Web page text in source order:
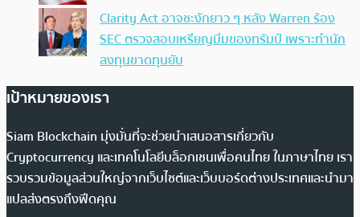
Clarity Act อาจชะงักยาว ๆ หลัง Warren ร้อง
SEC ตรวจสอบเหรียญมีมของทรัมป์ เพราะทำนัก
ลงทุนขาดทุนยับ
เป้าหมายของเรา
Siam Blockchain มุ่งมั่นที่จะช่วยนำเสนอสารเกี่ยวกับ
Cryptocurrency และเทคโนโลยีบล็อกเชนเพื่อคนไทย ในภาษาไทย เรา
รวบรวมข้อมูลส่วนใหญ่จากเว็บไซต์และเว็บบอร์ดต่างประเทศและนำมา
แปลส่งตรงถึงฟีดคุณ